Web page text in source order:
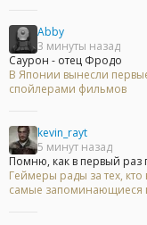
Abby
3 минуты назад
Саурон - отец Фродо
В Японии вынесли
спойлерами фильмов
kevin_rayt
5 минут назад
Помню, как в первый раз
Геймеры рады за тех,
самые запоминающиеся